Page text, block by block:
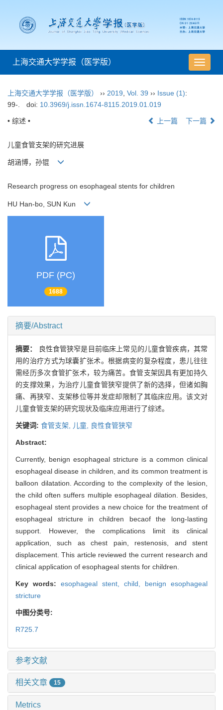
导
航
上海交通大学学报（医学版）
上海交通大学学报（医学版） ›› 2019 Vol. 39 ›› Issue (1):
99-.
doi: 10.3969/j.issn.1674-8115.2019.01.019
• 综述 • 上一篇 下一篇
儿童食管支架的研究进展
胡涵博，孙锟
Research progress on esophageal stents for children
HU Han-bo, SUN Kun
PDF (PC)
1688
摘要/Abstract
摘要：
良性食管狭窄是目前临床上常见的儿童食管疾病，其常
用的治疗方式为球囊扩张术。根据病变的复杂程度，患儿往往
需经历多次食管扩张术，较为痛苦。食管支架因具有更加持久
的支撑效果，为治疗儿童食管狭窄提供了新的选择，但诸如胸
痛、再狭窄、支架移位等并发症却限制了其临床应用。该文对
儿童食管支架的研究现状及临床应用进行了综述。
关键词: 食管支架, 儿童, 良性食管狭窄
Abstract:
Currently, benign esophageal stricture is a common clinical
esophageal disease in children, and its common treatment is
balloon dilatation. According to the complexity of the lesion,
the child often suffers multiple esophageal dilation. Besides,
esophageal stent provides a new choice for the treatment of
esophageal stricture in children becaof the long-lasting
support. However, the complications limit its clinical
application, such as chest pain, restenosis, and stent
displacement. This article reviewed the current research and
clinical application of esophageal stents for children.
Key words: esophageal stent, child, benign esophageal
stricture
中图分类号:
R725.7
参考文献
相关文章 15
Metrics